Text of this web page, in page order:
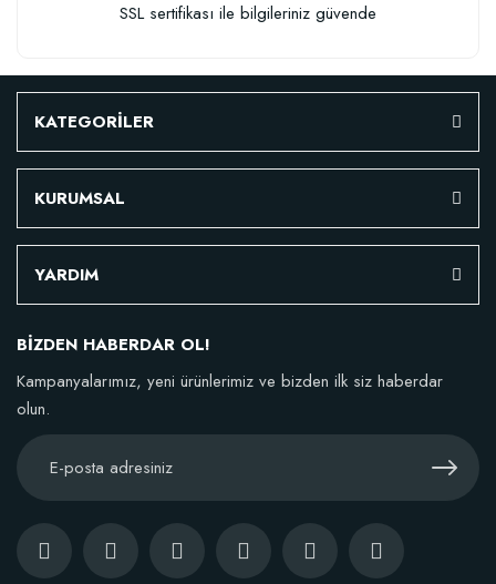
SSL sertifikası ile bilgileriniz güvende
KATEGORİLER
KURUMSAL
YARDIM
BİZDEN HABERDAR OL!
Kampanyalarımız, yeni ürünlerimiz ve bizden ilk siz haberdar
olun.